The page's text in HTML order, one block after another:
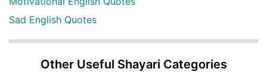
Sad English Quotes
Other Useful Shayari Categories